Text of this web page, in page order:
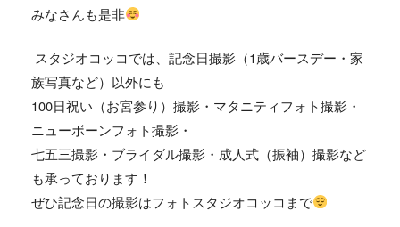
みなさんも是非
スタジオコッコでは、記念日撮影（1歳バースデー・家
族写真など）以外にも
100日祝い（お宮参り）撮影・マタニティフォト撮影・
ニューボーンフォト撮影・
七五三撮影・ブライダル撮影・成人式（振袖）撮影など
も承っております！
ぜひ記念日の撮影はフォトスタジオコッコまで